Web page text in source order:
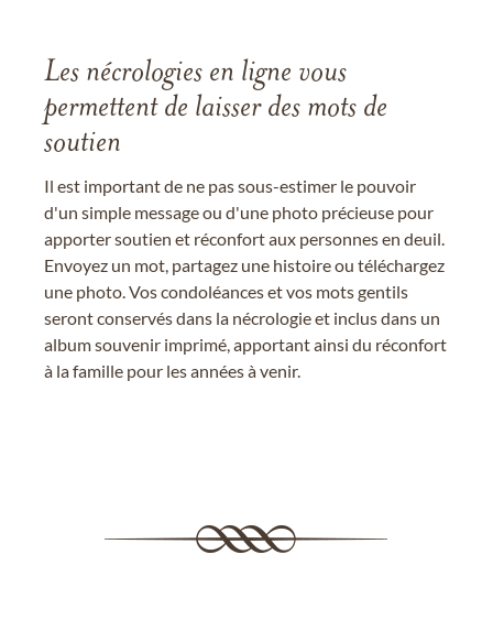
Les nécrologies en ligne vous
permettent de laisser des mots de
soutien
Il est important de ne pas sous-estimer le pouvoir
d'un simple message ou d'une photo précieuse pour
apporter soutien et réconfort aux personnes en deuil.
Envoyez un mot, partagez une histoire ou téléchargez
une photo. Vos condoléances et vos mots gentils
seront conservés dans la nécrologie et inclus dans un
album souvenir imprimé, apportant ainsi du réconfort
à la famille pour les années à venir.